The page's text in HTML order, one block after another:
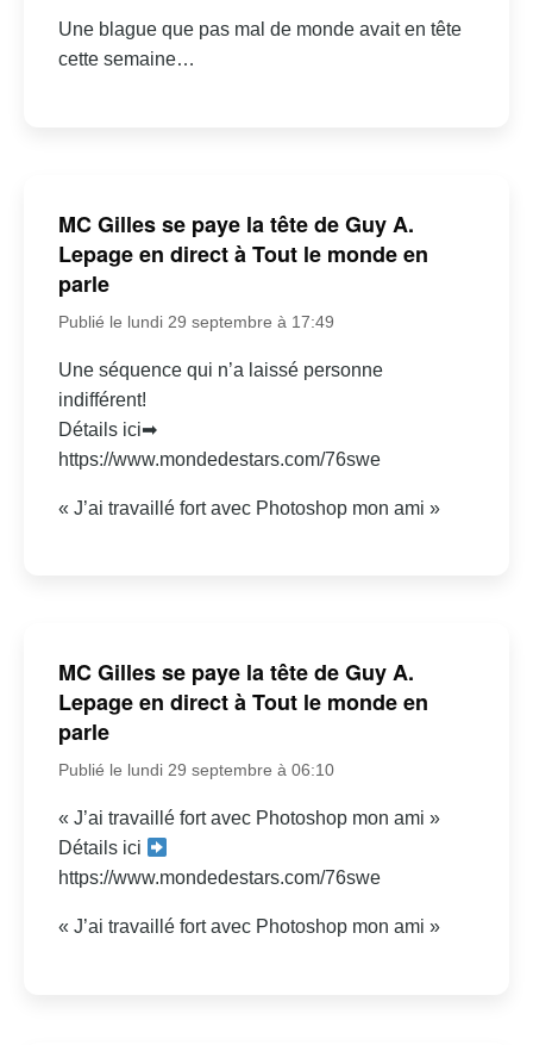
Une blague que pas mal de monde avait en tête
cette semaine…
MC Gilles se paye la tête de Guy A.
Lepage en direct à Tout le monde en
parle
Publié le lundi 29 septembre à 17:49
Une séquence qui n’a laissé personne
indifférent!
Détails ici➡
https://www.mondedestars.com/76swe
« J’ai travaillé fort avec Photoshop mon ami »
MC Gilles se paye la tête de Guy A.
Lepage en direct à Tout le monde en
parle
Publié le lundi 29 septembre à 06:10
« J’ai travaillé fort avec Photoshop mon ami »
Détails ici
https://www.mondedestars.com/76swe
« J’ai travaillé fort avec Photoshop mon ami »